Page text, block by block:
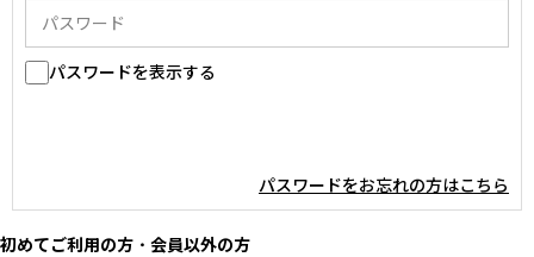
パスワードを表示する
パスワードをお忘れの方はこちら
初めてご利用の方・会員以外の方